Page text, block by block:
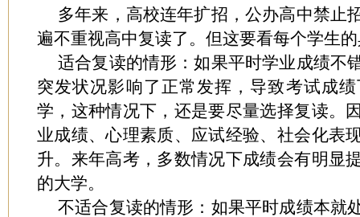
多年来，高校连年扩招，公办高中禁止
遍不重视高中复读了。但这要看每个学生
适合复读的情形：如果平时学业成绩不
突发状况影响了正常发挥，导致考试成
学，这种情况下，还是要尽量选择复读。
业成绩、心理素质、应试经验、社会化表
升。来年高考，多数情况下成绩会有明显
的大学。
不适合复读的情形：如果平时成绩本就